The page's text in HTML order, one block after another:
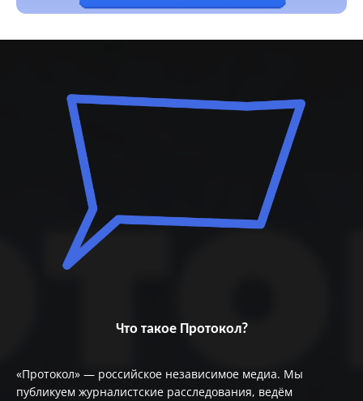
Что такое Протокол?
«Протокол» — российское независимое медиа. Мы
публикуем журналистские расследования, ведём